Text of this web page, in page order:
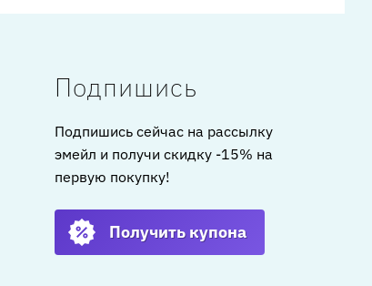
Подпишись
Подпишись сейчас на рассылку
эмейл и получи скидку -15% на
первую покупку!
Получить купона